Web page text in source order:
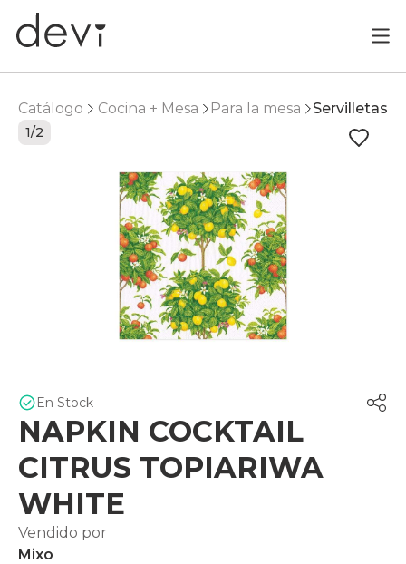
Catálogo Cocina + Mesa Para la mesa Servilletas
1/2
En Stock
NAPKIN COCKTAIL
CITRUS TOPIARIWA
WHITE
Vendido por
Mixo